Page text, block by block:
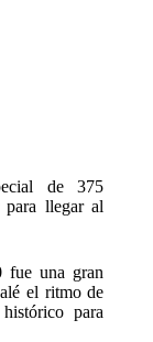
de 375
llegar al
fue una gran
el ritmo de
para